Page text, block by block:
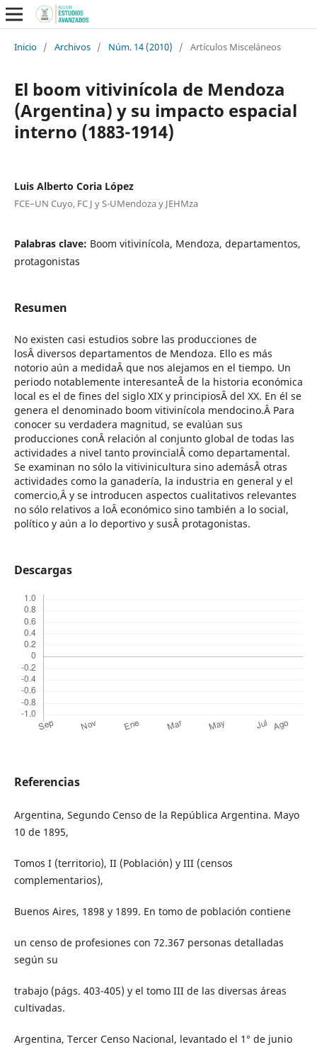
Inicio / Archivos / Núm. 14 (2010) / Artículos Misceláneos
El boom vitivinícola de Mendoza
(Argentina) y su impacto espacial
interno (1883-1914)
Luis Alberto Coria López
FCE–UN Cuyo, FC J y S-UMendoza y JEHMza
Palabras clave: Boom vitivinícola, Mendoza, departamentos,
protagonistas
Resumen
No existen casi estudios sobre las producciones de
losÂ diversos departamentos de Mendoza. Ello es más
notorio aún a medidaÂ que nos alejamos en el tiempo. Un
periodo notablemente interesanteÂ de la historia económica
local es el de fines del siglo XIX y principiosÂ del XX. En él se
genera el denominado boom vitivinícola mendocino.Â Para
conocer su verdadera magnitud, se evalúan sus
producciones conÂ relación al conjunto global de todas las
actividades a nivel tanto provincialÂ como departamental.
Se examinan no sólo la vitivinicultura sino ademásÂ otras
actividades como la ganadería, la industria en general y el
comercio,Â y se introducen aspectos cualitativos relevantes
no sólo relativos a loÂ económico sino también a lo social,
político y aún a lo deportivo y susÂ protagonistas.
Descargas
Referencias
Argentina, Segundo Censo de la República Argentina. Mayo
10 de 1895,
Tomos I (territorio), II (Población) y III (censos
complementarios),
Buenos Aires, 1898 y 1899. En tomo de población contiene
un censo de profesiones con 72.367 personas detalladas
según su
trabajo (págs. 403-405) y el tomo III de las diversas áreas
cultivadas.
Argentina, Tercer Censo Nacional, levantado el 1° de junio